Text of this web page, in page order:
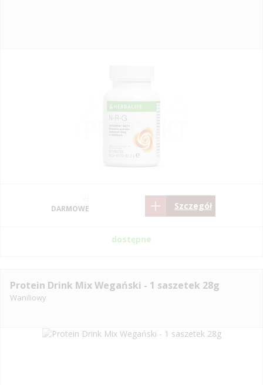
DARMOWE Szczegół
dostępne
Protein Drink Mix Wegański - 1 saszetek 28g
Waniliowy